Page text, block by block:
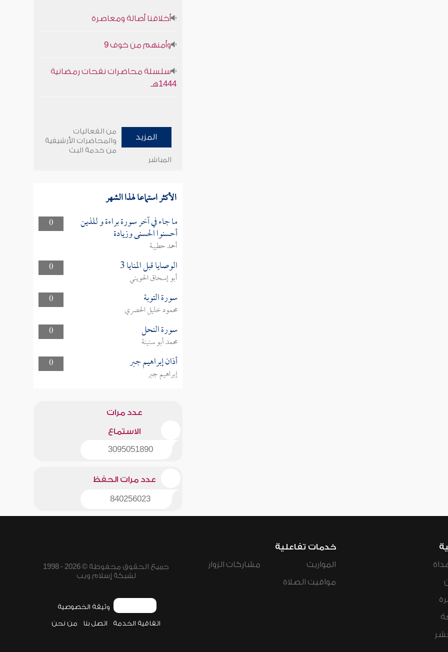
أخلاقنا أصالة ومعاصرة
وأمنهم من خوف 9
سلسلة محاضرات نفحات رمضانية
1444هـ
المزيد
من الفعاليات
والمحاضرات الأرشيفية
من خدمة البث
المباشر
الأكثر استماعا لهذا الشهر
0 ما جاء في آخر سورة براءة و للذين
أحسنوا الحسنى وزيادة
أحمد حطيبة
0
الوصايا قبل المنايا 3
أبو إسحاق الحويني
0
سورة التوبة
محمود خليل الحصري
0
سورة النحل
محمد أبو سنينة
0
أذان إبراهيم جبر
إبراهيم جبر
عدد مرات
الاستماع
3095051890
عدد مرات الحفظ
840256023
خدمات تفاعلية
المواريث
مواقيت الصلاة
مشاركات الزوار
جميع الحقوق محفوظة © 2026 - 1998
لشبكة إسلام ويب
وثيقة الخصوصية
اتفاقية الخدمة اتصل بنا من نحن